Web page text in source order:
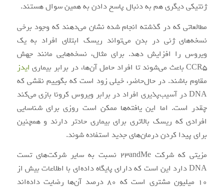
ژنتیکی دیگری هم به دنبال پاسخ دادن به همین سوال هستند.
مطالعاتی که در گذشته انجام شده نشان می‌دهند که وجود برخی
نسخه‌های ژنی در بدن می‌تواند ریسک ابتلای افراد به یک
ویروس را افزایش دهد. برای مثال، نسخه‌هایی مانند جهش
CCR5 باعث می‌شوند تا افراد حامل آن‌ها، در برابر بیماری
ایدز
مقاوم باشند. در حال‌حاضر، خیلی زود است که بگوییم نقشی که
DNA در آسیب‌پذیری افراد در برابر ویروس کرونا بازی می‌کند
چقدر است. اما این یافته‌ها ممکن است روزی برای شناسایی
افرادی که ریسک بالاتری برای بیماری حادتر دارند و همچنین
برای پیدا کردن درمان‌های جدید استفاده شوند.
مزیتی که شرکت 23andMe نسبت به سایر شرکت‌های تست
DNA دارد این است که دارای پایگاه داده‌ای با اطلاعات بیش از
۱۰ میلیون مشتری است که ۸۰ درصد آن‌ها رضایت داده‌اند